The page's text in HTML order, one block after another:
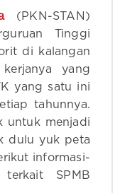
(PKN-STAN)
Tinggi
di kalangan
yang
yang satu ini
tahunnya.
untuk menjadi
dulu yuk peta
informasi-
SPMB